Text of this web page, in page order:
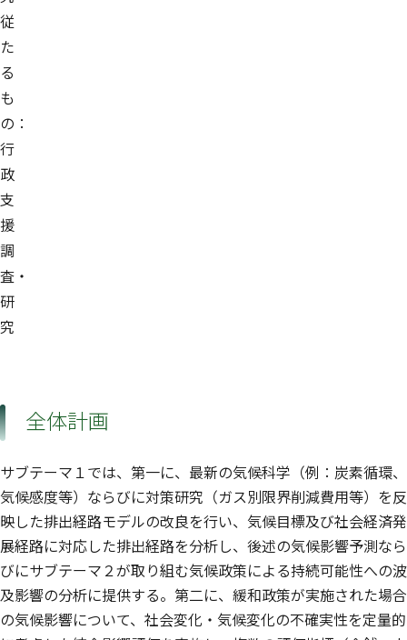
従
た
る
も
の：
行
政
支
援
調
査・
研
究
全体計画
サブテーマ１では、第一に、最新の気候科学（例：炭素循環、
気候感度等）ならびに対策研究（ガス別限界削減費用等）を反
映した排出経路モデルの改良を行い、気候目標及び社会経済発
展経路に対応した排出経路を分析し、後述の気候影響予測なら
びにサブテーマ２が取り組む気候政策による持続可能性への波
及影響の分析に提供する。第二に、緩和政策が実施された場合
の気候影響について、社会変化・気候変化の不確実性を定量的